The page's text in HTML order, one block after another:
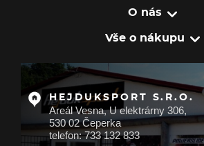
O nás
Vše o nákupu
HEJDUKSPORT S.R.O.
Areál Vesna, U elektrárny 306,
530 02 Čeperka
telefon: 733 132 833